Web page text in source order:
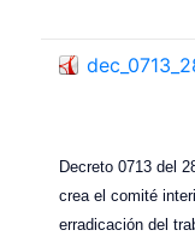
Decreto 0713 del
crea el comité
erradicación del